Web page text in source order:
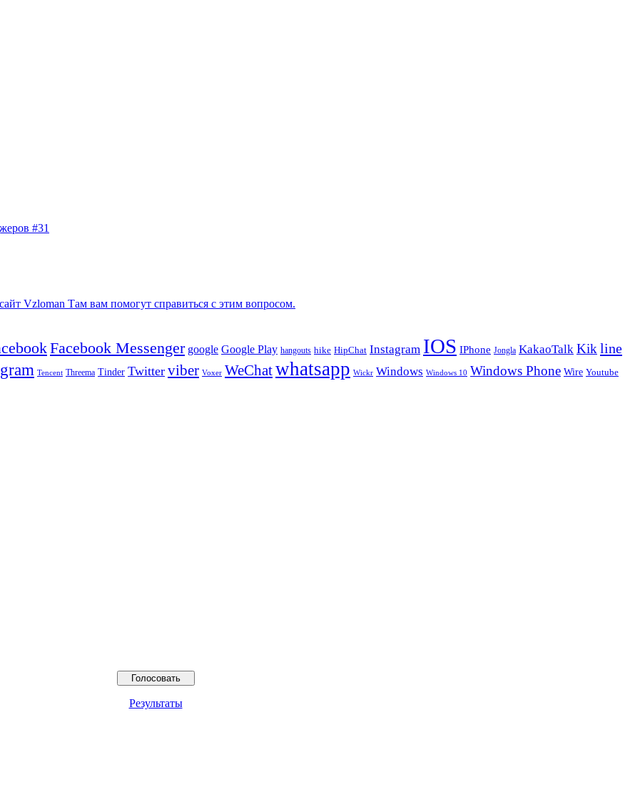
#31
Vzloman Там вам помогут справиться с этим вопросом.
Facebook Messenger google Google Play hangouts hike HipChat Instagram IOS IPhone Jongla KakaoTalk Kik line
Tencent Threema Tinder Twitter viber Voxer WeChatwhatsapp Wickr Windows Windows 10 Windows Phone Wire Youtube
Результаты